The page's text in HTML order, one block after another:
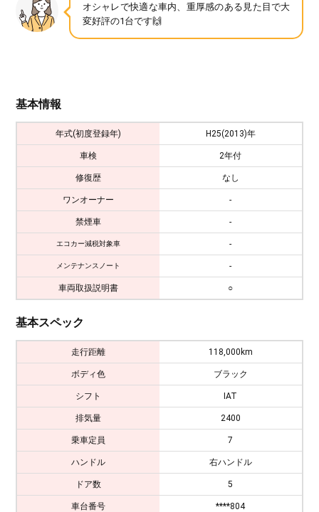
オシャレで快適な車内、重厚感のある見た目で大
変好評の1台です🙌
基本情報
年式(初度登録年) H25(2013)年
車検 2年付
修復歴 なし
ワンオーナー -
禁煙車 -
エコカー減税対象車 -
メンテナンスノート -
車両取扱説明書 ○
基本スペック
走行距離 118,000km
ボディ色 ブラック
シフト IAT
排気量 2400
乗車定員 7
ハンドル 右ハンドル
ドア数 5
車台番号 ****804